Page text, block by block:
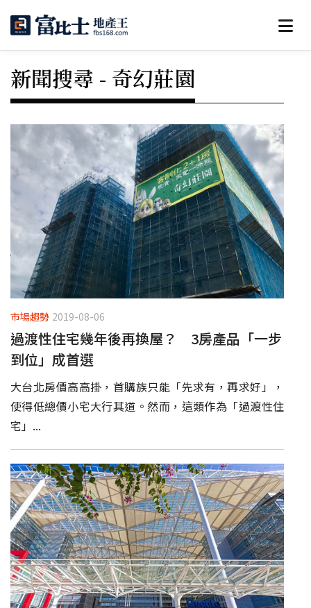
新聞搜尋 - 奇幻莊園
市場趨勢 2019-08-06
過渡性住宅幾年後再換屋？ 3房產品「一步
到位」成首選
大台北房價高高掛，首購族只能「先求有，再求好」，
使得低總價小宅大行其道。然而，這類作為「過渡性住
宅」...